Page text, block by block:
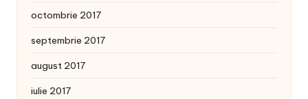
octombrie 2017
septembrie 2017
august 2017
iulie 2017